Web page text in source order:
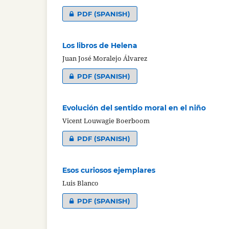
PDF (SPANISH)
Los libros de Helena
Juan José Moralejo Álvarez
PDF (SPANISH)
Evolución del sentido moral en el niño
Vicent Louwagie Boerboom
PDF (SPANISH)
Esos curiosos ejemplares
Luis Blanco
PDF (SPANISH)